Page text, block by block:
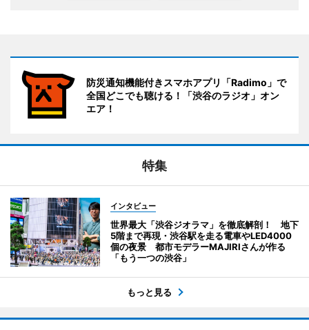
防災通知機能付きスマホアプリ「Radimo」で
全国どこでも聴ける！「渋谷のラジオ」オン
エア！
特集
インタビュー
世界最大「渋谷ジオラマ」を徹底解剖！ 地下
5階まで再現・渋谷駅を走る電車やLED4000
個の夜景 都市モデラーMAJIRIさんが作る
「もう一つの渋谷」
もっと見る